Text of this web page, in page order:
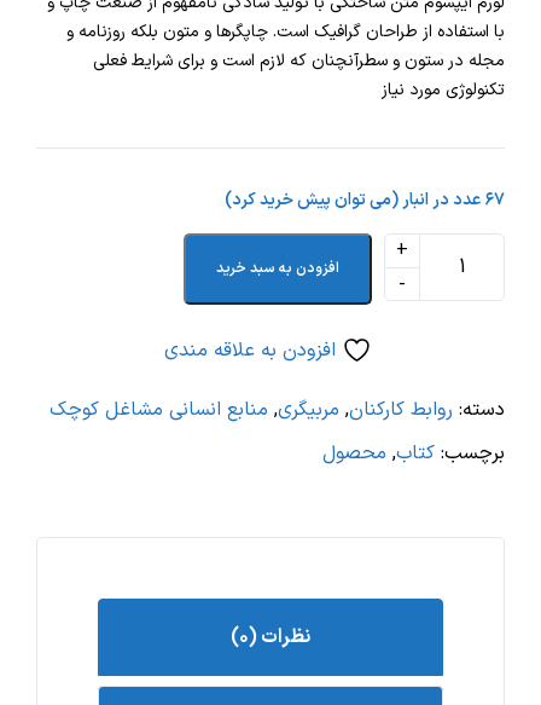
با استفاده از طراحان گرافیک است. چاپگرها و متون بلکه روزنامه و
مجله در ستون و سطرآنچنان که لازم است و برای شرایط فعلی
تکنولوژی مورد نیاز
۶۷ عدد در انبار (می توان پیش خرید کرد)
افزودن به سبد خرید
افزودن به علاقه مندی
دسته: روابط کارکنان, مربیگری, منابع انسانی مشاغل کوچک
برچسب: کتاب, محصول
نظرات (۰)